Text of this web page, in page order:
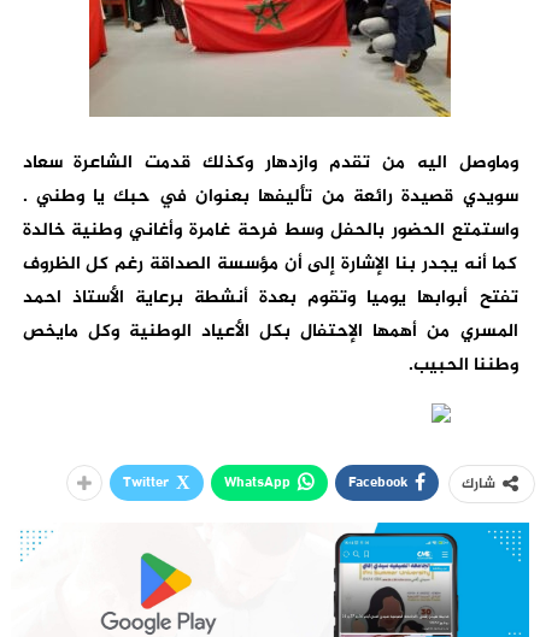
وماوصل اليه من تقدم وازدهار وكذلك قدمت الشاعرة سعاد
سويدي قصيدة رائعة من تأليفها بعنوان في حبك يا وطني .
واستمتع الحضور بالحفل وسط فرحة غامرة وأغاني وطنية خالدة
كما أنه يجدر بنا الإشارة إلى أن مؤسسة الصداقة رغم كل الظروف
تفتح أبوابها يوميا وتقوم بعدة أنشطة برعاية الأستاذ احمد
المسري من أهمها الإحتفال بكل الأعياد الوطنية وكل مايخص
وطننا الحبيب.
شارك Facebook
WhatsApp
Twitter